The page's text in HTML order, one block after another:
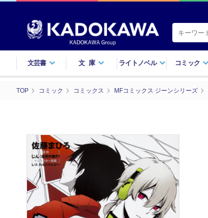
文芸書 文庫 ライトノベル コミック
TOP コミック コミックス MFコミックス ジーンシリーズ